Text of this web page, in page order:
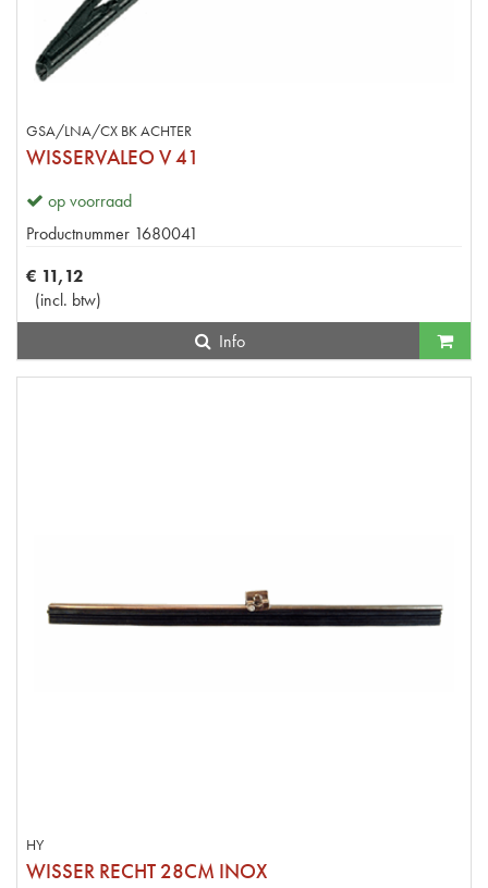
GSA/LNA/CX BK ACHTER
WISSERVALEO V 41
op voorraad
Productnummer 1680041
€ 11,12
(incl. btw)
Info
HY
WISSER RECHT 28CM INOX